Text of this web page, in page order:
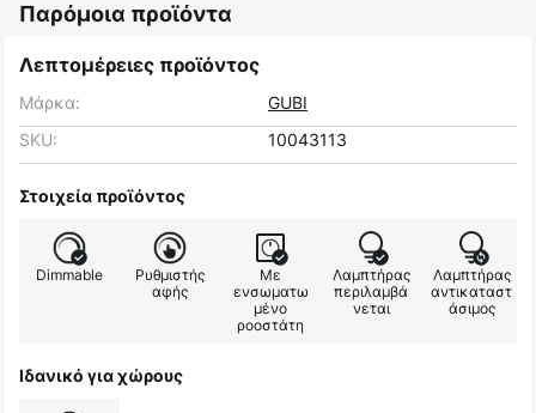
Παρόμοια προϊόντα
Λεπτομέρειες προϊόντος
Μάρκα:
GUBI
SKU:
10043113
Στοιχεία προϊόντος
Dimmable
Ρυθμιστής
αφής
Με
ενσωματω
μένο
ροοστάτη
Λαμπτήρας
περιλαμβά
νεται
Λαμπτήρας
αντικαταστ
άσιμος
Ιδανικό για χώρους